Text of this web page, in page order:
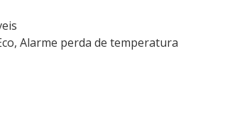
Alarme perda de temperatura